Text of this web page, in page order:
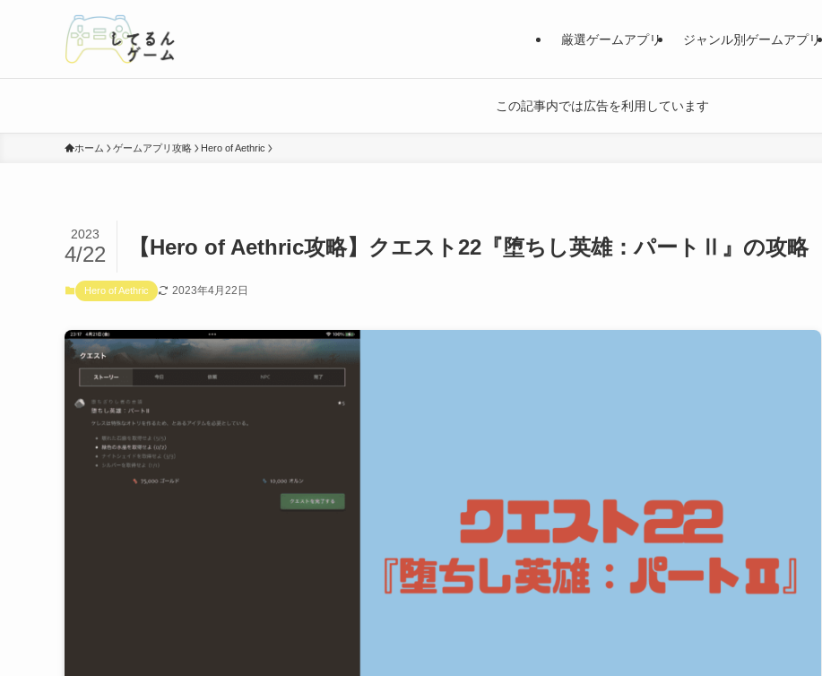
厳選ゲームアプリ ジャンル別ゲームアプリ
この記事内では広告を利用しています
ホーム ゲームアプリ攻略 Hero of Aethric
【Hero of Aethric攻略】クエスト22『堕ちし英雄：パートⅡ』の攻略
2023
4/22
Hero of Aethric 2023年4月22日